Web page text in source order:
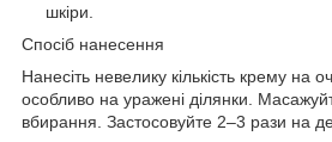
шкіри.
Спосіб нанесення
Нанесіть невелику кількість крему на
особливо на уражені ділянки.
вбирання. Застосовуйте 2–3 рази на